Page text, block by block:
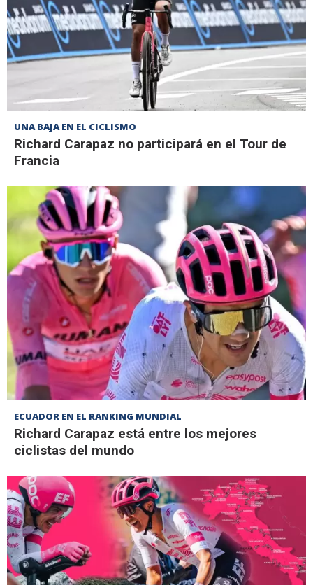
UNA BAJA EN EL CICLISMO
Richard Carapaz no participará en el Tour de
Francia
ECUADOR EN EL RANKING MUNDIAL
Richard Carapaz está entre los mejores
ciclistas del mundo